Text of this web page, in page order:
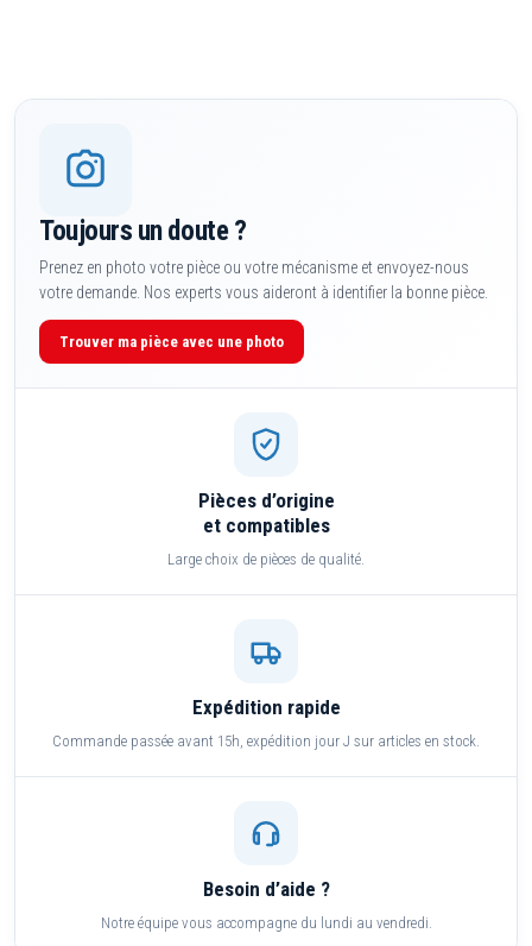
Toujours un doute ?
Prenez en photo votre pièce ou votre mécanisme et envoyez-nous
votre demande. Nos experts vous aideront à identifier la bonne pièce.
Trouver ma pièce avec une photo
Pièces d’origine
et compatibles
Large choix de pièces de qualité.
Expédition rapide
Commande passée avant 15h, expédition jour J sur articles en stock.
Besoin d’aide ?
Notre équipe vous accompagne du lundi au vendredi.